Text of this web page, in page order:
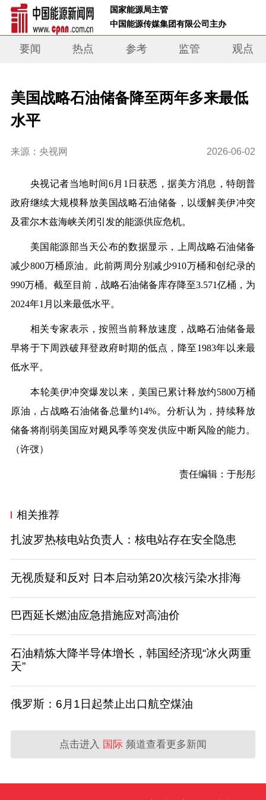
国家能源局主管
中国能源传媒集团有限公司主办
要闻 热点 参考 监管 观点
美国战略石油储备降至两年多来最低
水平
来源：央视网 2026-06-02
央视记者当地时间6月1日获悉，据美方消息，特朗普
政府继续大规模释放美国战略石油储备，以缓解美伊冲突
及霍尔木兹海峡关闭引发的能源供应危机。
美国能源部当天公布的数据显示，上周战略石油储备
减少800万桶原油。此前两周分别减少910万桶和创纪录的
990万桶。截至目前，战略石油储备库存降至3.571亿桶，为
2024年1月以来最低水平。
相关专家表示，按照当前释放速度，战略石油储备最
早将于下周跌破拜登政府时期的低点，降至1983年以来最
低水平。
本轮美伊冲突爆发以来，美国已累计释放约5800万桶
原油，占战略石油储备总量约14%。分析认为，持续释放
储备将削弱美国应对飓风季等突发供应中断风险的能力。
（许弢）
责任编辑：于彤彤
相关推荐
扎波罗热核电站负责人：核电站存在安全隐患
无视质疑和反对 日本启动第20次核污染水排海
巴西延长燃油应急措施应对高油价
石油精炼大降半导体增长，韩国经济现“冰火两重
天”
俄罗斯：6月1日起禁止出口航空煤油
点击进入 国际 频道查看更多新闻